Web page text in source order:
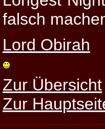
falsch
Lord Obirah
Zur Übersicht
Zur